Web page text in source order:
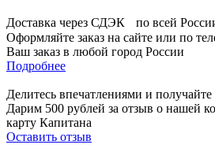
Доставка через СДЭК по всей
Оформляйте заказ на сайте или по
Ваш заказ в любой город России
Подробнее
Делитесь впечатлениями и получайте
Дарим 500 рублей за отзыв о нашей
карту Капитана
Оставить отзыв